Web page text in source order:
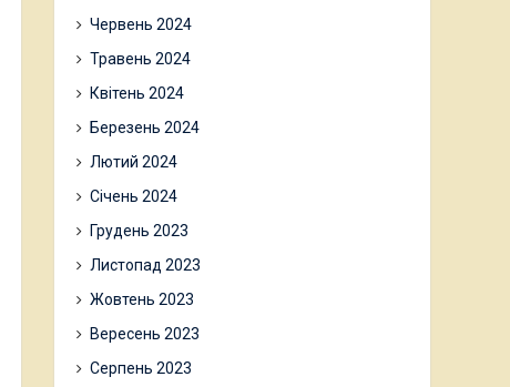
Червень 2024
Травень 2024
Квітень 2024
Березень 2024
Лютий 2024
Січень 2024
Грудень 2023
Листопад 2023
Жовтень 2023
Вересень 2023
Серпень 2023